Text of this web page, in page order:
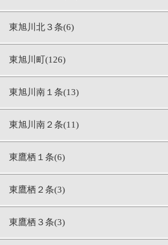
東旭川北３条(6)
東旭川町(126)
東旭川南１条(13)
東旭川南２条(11)
東鷹栖１条(6)
東鷹栖２条(3)
東鷹栖３条(3)